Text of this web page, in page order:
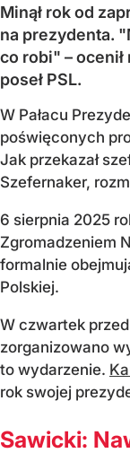
Minął rok od
na prezydenta.
co robi" –
poseł PSL.
W Pałacu
poświęconych
Jak przekazał
Szefernaker,
6 sierpnia 2025
Zgromadzeniem
formalnie
Polskiej.
W czwartek
zorganizowano
to wydarzenie.
rok swojej
Sawicki: